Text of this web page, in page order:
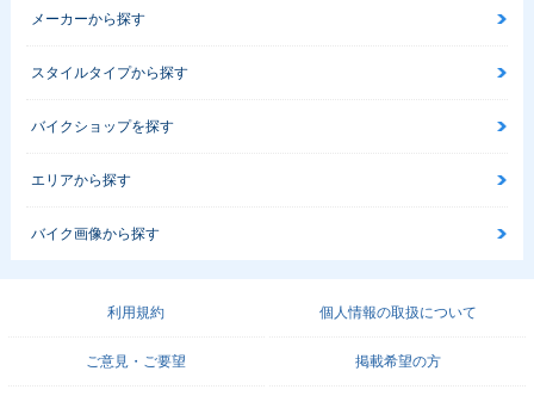
メーカーから探す
スタイルタイプから探す
バイクショップを探す
エリアから探す
バイク画像から探す
利用規約 個人情報の取扱について
ご意見・ご要望 掲載希望の方